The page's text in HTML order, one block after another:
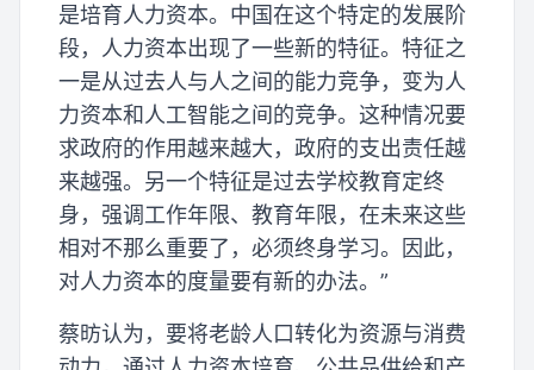
是培育人力资本。中国在这个特定的发展阶
段，人力资本出现了一些新的特征。特征之
一是从过去人与人之间的能力竞争，变为人
力资本和人工智能之间的竞争。这种情况要
求政府的作用越来越大，政府的支出责任越
来越强。另一个特征是过去学校教育定终
身，强调工作年限、教育年限，在未来这些
相对不那么重要了，必须终身学习。因此，
对人力资本的度量要有新的办法。”
蔡昉认为，要将老龄人口转化为资源与消费